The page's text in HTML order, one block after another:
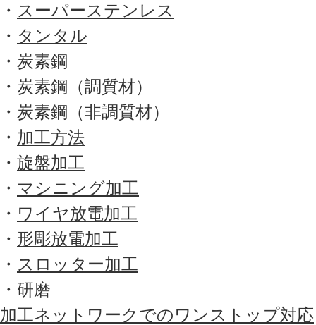
・ スーパーステンレス
・ タンタル
・炭素鋼
・炭素鋼（調質材）
・炭素鋼（非調質材）
・ 加工方法
・ 旋盤加工
・ マシニング加工
・ ワイヤ放電加工
・ 形彫放電加工
・ スロッター加工
・研磨
加工ネットワークでのワンストップ対応